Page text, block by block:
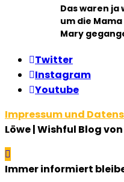
Das waren ja
um die
Mary
Twitter
Instagram
Youtube
Impressum und
Löwe | Wishful Blog von
Immer informiert